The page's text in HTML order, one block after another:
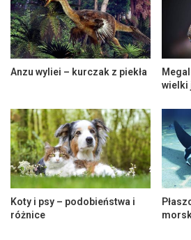
Anzu wyliei – kurczak z piekła
wielki
Koty i psy – podobieństwa i
różnice